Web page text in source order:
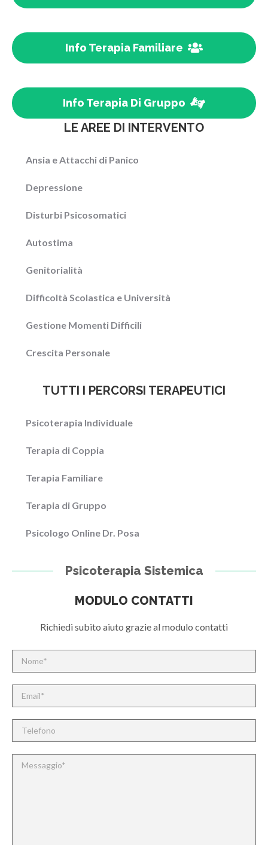
Info Terapia Familiare
Info Terapia Di Gruppo
LE AREE DI INTERVENTO
Ansia e Attacchi di Panico
Depressione
Disturbi Psicosomatici
Autostima
Genitorialità
Difficoltà Scolastica e Università
Gestione Momenti Difficili
Crescita Personale
TUTTI I PERCORSI TERAPEUTICI
Psicoterapia Individuale
Terapia di Coppia
Terapia Familiare
Terapia di Gruppo
Psicologo Online Dr. Posa
Psicoterapia Sistemica
MODULO CONTATTI
Richiedi subito aiuto grazie al modulo contatti